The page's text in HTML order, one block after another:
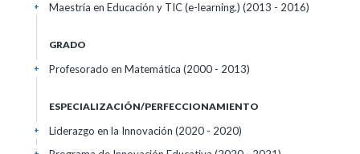
Maestría en Educación y TIC (e-learning.) (2013 - 2016)
+
GRADO
Profesorado en Matemática (2000 - 2013)
+
ESPECIALIZACIÓN/PERFECCIONAMIENTO
Liderazgo en la Innovación (2020 - 2020)
+